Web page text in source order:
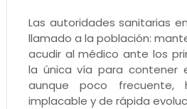
Las autoridades sanitarias
llamado a la población:
acudir al médico ante los
la única vía para contener
aunque poco frecuente,
implacable y de rápida